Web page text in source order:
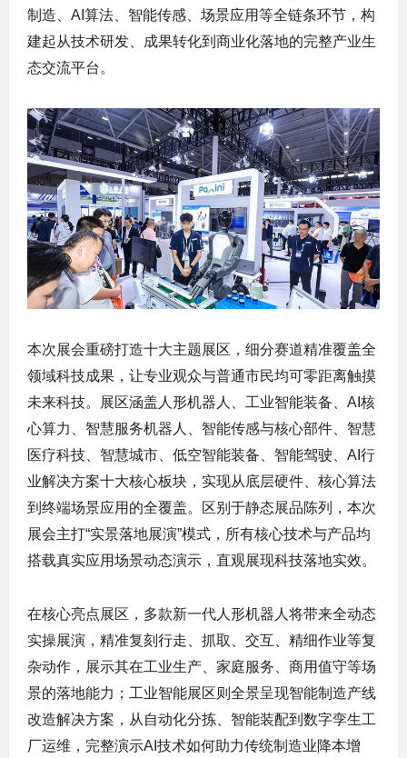
制造、AI算法、智能传感、场景应用等全链条环节，构
建起从技术研发、成果转化到商业化落地的完整产业生
态交流平台。
本次展会重磅打造十大主题展区 ，细分赛道精准覆盖全
领域科技成果，让专业观众与普通市民均可零距离触摸
未来科技。展区涵盖人形机器人、工业智能装备、AI核
心算力、智慧服务机器人、智能传感与核心部件、智慧
医疗科技、智慧城市、低空智能装备、智能驾驶、AI行
业解决方案十大核心板块，实现从底层硬件、核心算法
到终端场景应用的全覆盖。区别于静态展品陈列，本次
展会主打“实景落地展演”模式，所有核心技术与产品均
搭载真实应用场景动态演示，直观展现科技落地实效。
在核心亮点展区，多款新一代人形机器人将带来全动态
实操展演，精准复刻行走、抓取、交互、精细作业等复
杂动作，展示其在工业生产、家庭服务、商用值守等场
景的落地能力；工业智能展区则全景呈现智能制造产线
改造解决方案，从自动化分拣、智能装配到数字孪生工
厂运维，完整演示AI技术如何助力传统制造业降本增